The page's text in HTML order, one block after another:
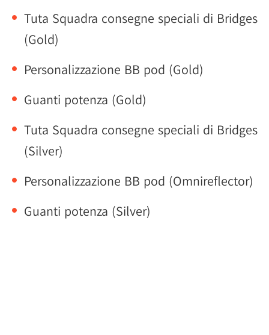
Tuta Squadra consegne speciali di Bridges
(Gold)
Personalizzazione BB pod (Gold)
Guanti potenza (Gold)
Tuta Squadra consegne speciali di Bridges
(Silver)
Personalizzazione BB pod (Omnireflector)
Guanti potenza (Silver)